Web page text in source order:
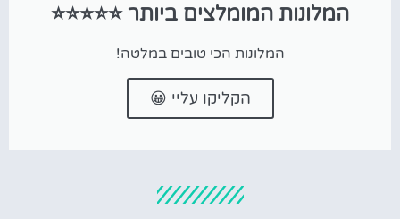
המלונות המומלצים ביותר ⭐⭐⭐⭐⭐
המלונות הכי טובים במלטה!
הקליקו עליי 😀